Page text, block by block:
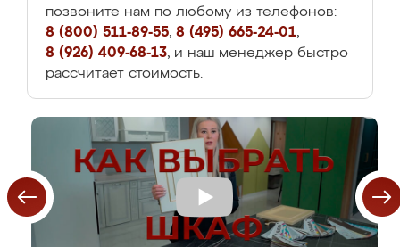
позвоните нам по любому из телефонов:
8 (800) 511-89-55, 8 (495) 665-24-01,
8 (926) 409-68-13, и наш менеджер быстро
рассчитает стоимость.